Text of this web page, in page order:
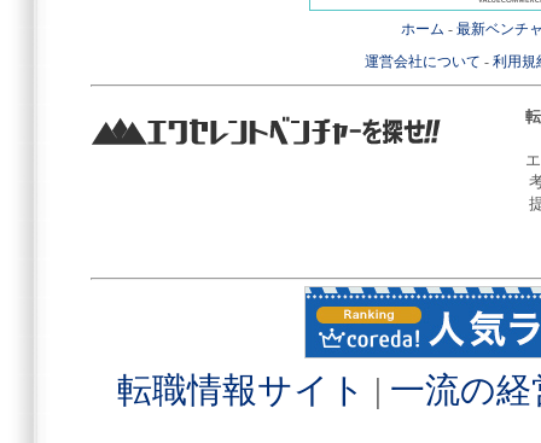
ホーム - 最新ベンチ
運営会社について - 利用規
転職情報サイト | 一流の